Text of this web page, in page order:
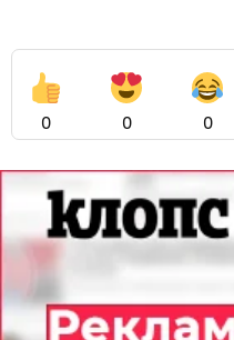
0 0 0